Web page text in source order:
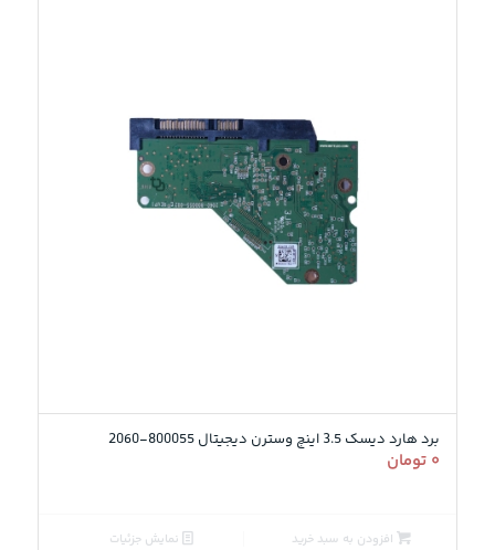
برد هارد دیسک 3.5 اینچ وسترن دیجیتال 800055-2060
۰ تومان
افزودن به سبد خرید نمایش جزئیات